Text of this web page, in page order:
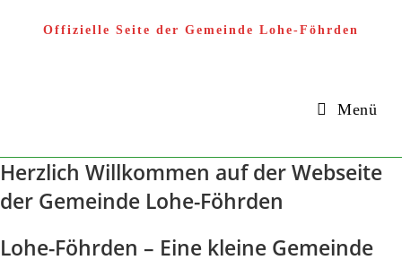
Offizielle Seite der Gemeinde Lohe-Föhrden
Menü
Herzlich Willkommen auf der Webseite
der Gemeinde Lohe-Föhrden
Lohe-Föhrden – Eine kleine Gemeinde